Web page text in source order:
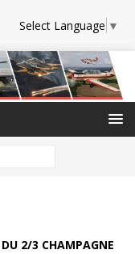
Select Language ▼
2/3 CHAMPAGNE